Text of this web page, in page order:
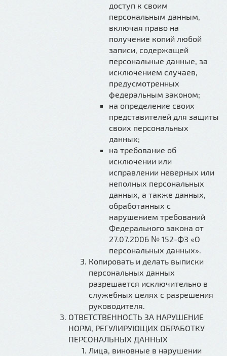
доступ к своим
персональным данным,
включая право на
получение копий любой
записи, содержащей
персональные данные, за
исключением случаев,
предусмотренных
федеральным законом;
на определение своих
представителей для защиты
своих персональных
данных;
на требование об
исключении или
исправлении неверных или
неполных персональных
данных, а также данных,
обработанных с
нарушением требований
Федерального закона от
27.07.2006 № 152-ФЗ «О
персональных данных».
Копировать и делать выписки
персональных данных
разрешается исключительно в
служебных целях с разрешения
руководителя.
ОТВЕТСТВЕННОСТЬ ЗА НАРУШЕНИЕ
НОРМ, РЕГУЛИРУЮЩИХ ОБРАБОТКУ
ПЕРСОНАЛЬНЫХ ДАННЫХ
Лица, виновные в нарушении